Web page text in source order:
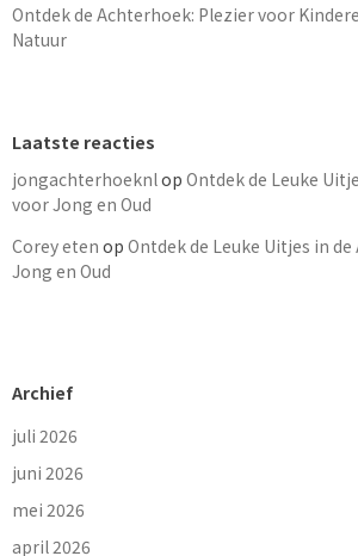
Ontdek de Achterhoek: Plezier voor
Natuur
Laatste reacties
jongachterhoeknl op Ontdek de Leuke
voor Jong en Oud
Corey eten op Ontdek de Leuke Uitjes in
Jong en Oud
Archief
juli 2026
juni 2026
mei 2026
april 2026